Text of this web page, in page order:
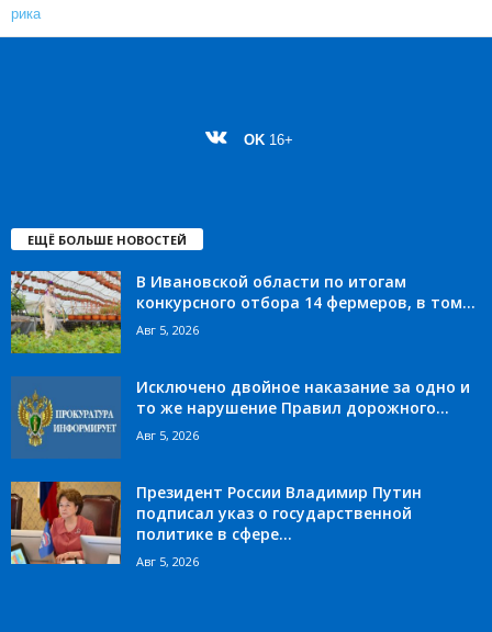
OK 16+
ЕЩЁ БОЛЬШЕ НОВОСТЕЙ
В Ивановской области по итогам
конкурсного отбора 14 фермеров, в том...
Авг 5, 2026
Исключено двойное наказание за одно и
то же нарушение Правил дорожного...
Авг 5, 2026
Президент России Владимир Путин
подписал указ о государственной
политике в сфере...
Авг 5, 2026